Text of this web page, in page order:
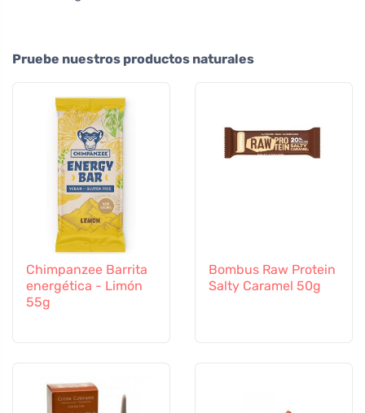
Pruebe nuestros productos naturales
Chimpanzee Barrita
energética - Limón
55g
Bombus Raw Protein
Salty Caramel 50g